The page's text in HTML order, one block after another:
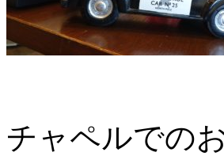
チャペルでの